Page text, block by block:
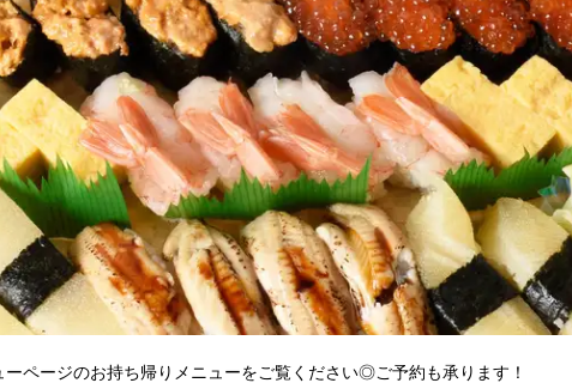
ーページのお持ち帰りメニューをご覧ください◎ご予約も承ります！